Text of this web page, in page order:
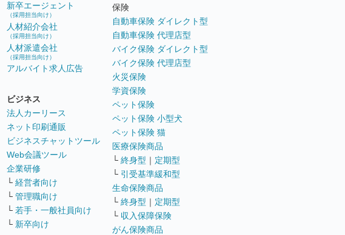
新卒エージェント
（採用担当向け）
人材紹介会社
（採用担当向け）
人材派遣会社
（採用担当向け）
アルバイト求人広告
ビジネス
法人カーリース
ネット印刷通販
ビジネスチャットツール
Web会議ツール
企業研修
└ 経営者向け
└ 管理職向け
└ 若手・一般社員向け
└ 新卒向け
保険
自動車保険 ダイレクト型
自動車保険 代理店型
バイク保険 ダイレクト型
バイク保険 代理店型
火災保険
学資保険
ペット保険
ペット保険 小型犬
ペット保険 猫
医療保険商品
└ 終身型 ｜ 定期型
└ 引受基準緩和型
生命保険商品
└ 終身型 ｜ 定期型
└ 収入保障保険
がん保険商品